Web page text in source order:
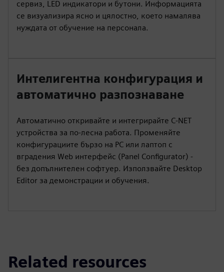
сервиз, LED индикатори и бутони. Информацията
се визуализира ясно и цялостно, което намалява
нуждата от обучение на персонала.
Интелигентна конфигурация и
автоматично разпознаване
Автоматично откривайте и интегрирайте C‑NET
устройства за по-лесна работа. Променяйте
конфигурациите бързо на PC или лаптоп с
вградения Web интерфейс (Panel Configurator) -
без допълнителен софтуер. Използвайте Desktop
Editor за демонстрации и обучения.
Related resources